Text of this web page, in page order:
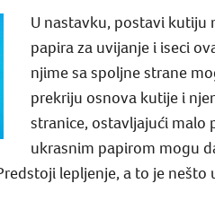
U nastavku, postavi kutiju
papira za uvijanje i iseci
njime sa spoljne strane
prekriju osnova kutije i
stranice, ostavljajući malo
ukrasnim papirom mogu
lepljenje, a to je nešto